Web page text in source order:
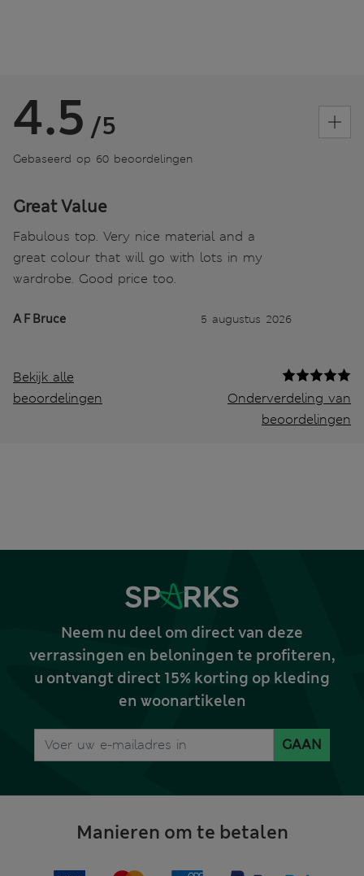
4.5 /5
Gebaseerd op 60 beoordelingen
Great Value
Fabulous top. Very nice material and a
great colour that will go with lots in my
wardrobe. Good price too.
A F Bruce 5 augustus 2026
Bekijk alle
beoordelingen
Onderverdeling van
beoordelingen
Neem nu deel om direct van deze
verrassingen en beloningen te profiteren,
u ontvangt direct 15% korting op kleding
en woonartikelen
GAAN
Manieren om te betalen